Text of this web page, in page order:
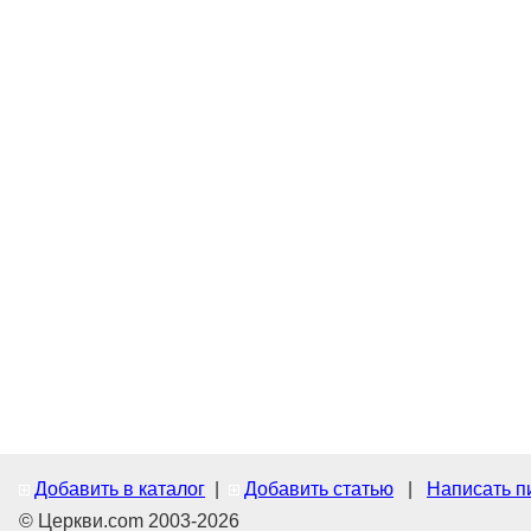
Добавить в каталог Добавить статью
Написать
© Церкви.com 2003-2026